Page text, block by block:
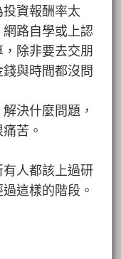
資報酬率太
路自學或上認
除非要去交朋
與時間都沒問
決什麼問題，
苦。
人都該上過研
這樣的階段。